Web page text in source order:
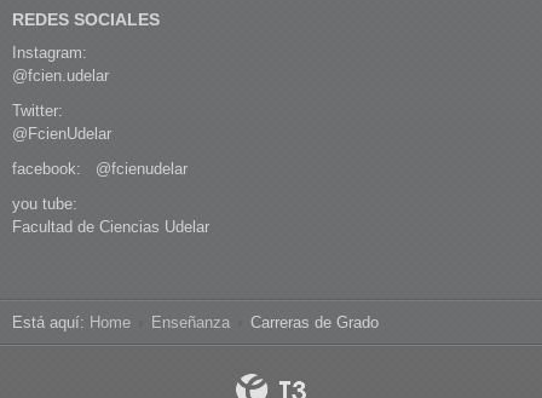
REDES SOCIALES
Instagram:
@fcien.udelar
Twitter:
@FcienUdelar
facebook: @fcienudelar
you tube:
Facultad de Ciencias Udelar
Está aquí: Home Enseñanza Carreras de Grado